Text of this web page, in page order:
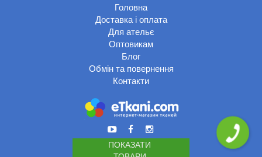
ПОКАЗАТИ
Головна
Доставка і оплата
Для ательє
Оптовикам
Блог
Обмін та повернення
Контакти